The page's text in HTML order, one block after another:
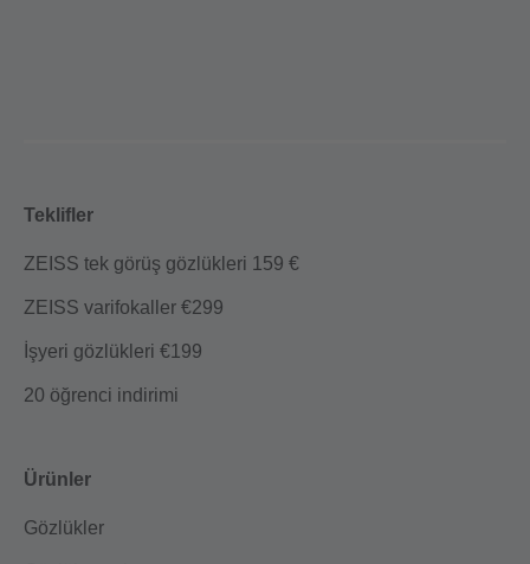
Teklifler
ZEISS tek görüş gözlükleri 159 €
ZEISS varifokaller €299
İşyeri gözlükleri €199
20 öğrenci indirimi
Ürünler
Gözlükler